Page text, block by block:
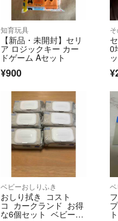
知育玩具
【新品・未開封】セリ
ア ロジックキー カー
ドゲーム Aセット
¥900
0
ベビーおしりふき
おしり拭き コスト
コ カークランド お得
な6個セット ベビーワ